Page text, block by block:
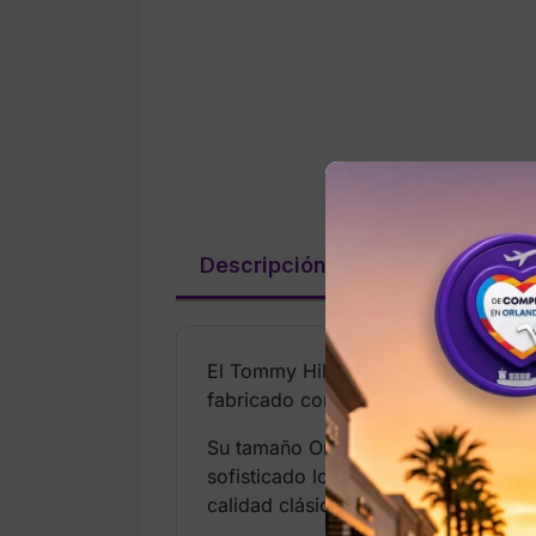
Descripción Valoraciones
El Tommy Hilfiger POPETTE
fabricado con 90% nylon reciclado
Su tamaño One Size permite llevar
sofisticado lo convierte en un
calidad clásica de Tommy Hilfiger.